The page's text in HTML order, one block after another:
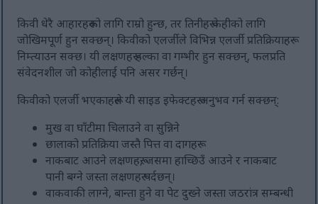
किवी धेरै आहारहरूको लागि राम्रो हुन्छ, तर तिनीहरू केहीको लागि
जोखिमपूर्ण हुन सक्छन्। किवीको एलर्जीले विभिन्न एलर्जी प्रतिक्रियाहरू
निम्त्याउन सक्छ। यी लक्षणहरू हल्का वा गम्भीर हुन सक्छन्, फलप्रति
संवेदनशील जो कोहीलाई पनि असर गर्छन्।
किवीको एलर्जी भएकाहरूले यी साइड इफेक्टहरू अनुभव गर्न सक्छन्:
मुख वा घाँटीमा चिलाउने वा सुन्निने
छालाको प्रतिक्रिया जस्तै पित्त वा दागहरू
नाकबाट आउने लक्षणहरू, जसमा हाच्छिउँ आउने र नाकबाट
पानी बग्ने जस्ता लक्षणहरू पर्दछन्।
वाकवाकी लाग्ने, बान्ता हुने वा पेट दुख्ने जस्ता जठरांत्र सम्बन्धी